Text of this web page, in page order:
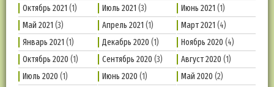
Октябрь 2021 (1) Июль 2021 (3) Июнь 2021 (1)
Май 2021 (3) Апрель 2021 (1) Март 2021 (4)
Январь 2021 (1) Декабрь 2020 (1) Ноябрь 2020 (4)
Октябрь 2020 (1) Сентябрь 2020 (3) Август 2020 (1)
Июль 2020 (1) Июнь 2020 (1) Май 2020 (2)